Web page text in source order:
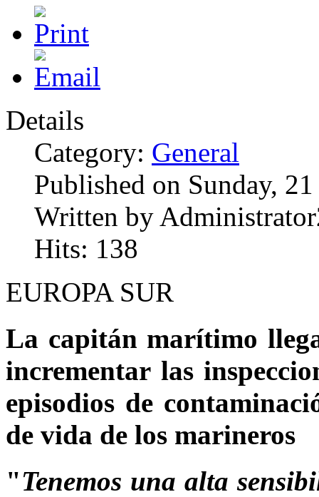
Details
Category: General
Published on Sunday,
Written by
Hits: 138
EUROPA SUR
La capitán marítimo
incrementar las
episodios de
de vida de los marineros
"Tenemos una alta